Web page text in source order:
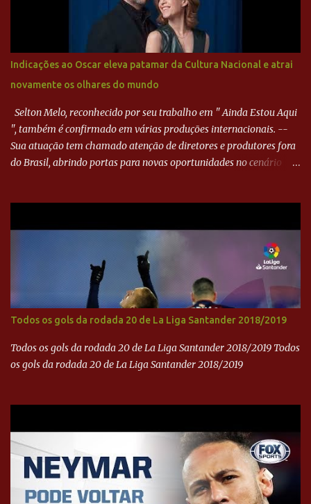
bola, mas não o suficiente para desviar sua trajetória. O ataque do
Goiás era nulo, tanto que o Paraná seguiu em cima. Aos 32
minutos, Jefferson cabeceou e Harlei fez grande defesa. Seis
minutos depois, Wellington encheu o pé e quase surpreendeu o
goleiro rival, que novamente defendeu. No fim, Jefferson teve
outra boa chance, mas parou no goleiro. Gol para matar espera...
Indicações ao Oscar eleva patamar da Cultura Nacional e atrai
novamente os olhares do mundo
Selton Melo, reconhecido por seu trabalho em " Ainda Estou Aqui
", também é confirmado em várias produções internacionais. --
Sua atuação tem chamado atenção de diretores e produtores fora
do Brasil, abrindo portas para novas oportunidades no cenário
Todos os gols da rodada 20 de La Liga Santander 2018/2019
Todos os gols da rodada 20 de La Liga Santander 2018/2019 Todos
os gols da rodada 20 de La Liga Santander 2018/2019